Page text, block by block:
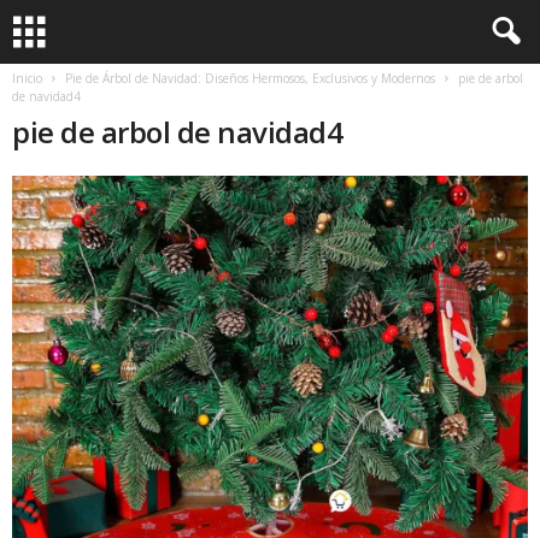
Inicio Pie de Árbol de Navidad: Diseños Hermosos, Exclusivos y Modernos
pie de arbol
de navidad4
pie de arbol de navidad4